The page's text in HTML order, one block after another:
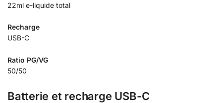
22ml e-liquide total
Recharge
USB-C
Ratio PG/VG
50/50
Batterie et recharge USB-C